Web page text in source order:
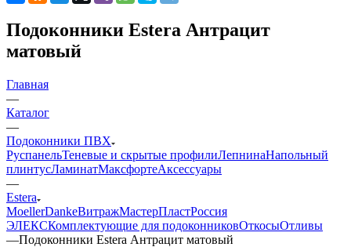
Подоконники Estera Антрацит
матовый
Главная
—
Каталог
—
Подоконники ПВХ
РуспанельТеневые и скрытые профилиЛепнинаНапольный
плинтусЛаминатМаксфортеАксессуары
—
Estera
MoellerDankeВитражМастерПластРоссия
ЭЛЕКСКомплектующие для подоконниковОткосыОтливы
—Подоконники Estera Антрацит матовый